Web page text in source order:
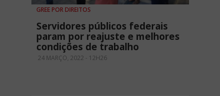
GREE POR DIREITOS
Servidores públicos federais
param por reajuste e melhores
condições de trabalho
24 MARÇO, 2022 - 12H26